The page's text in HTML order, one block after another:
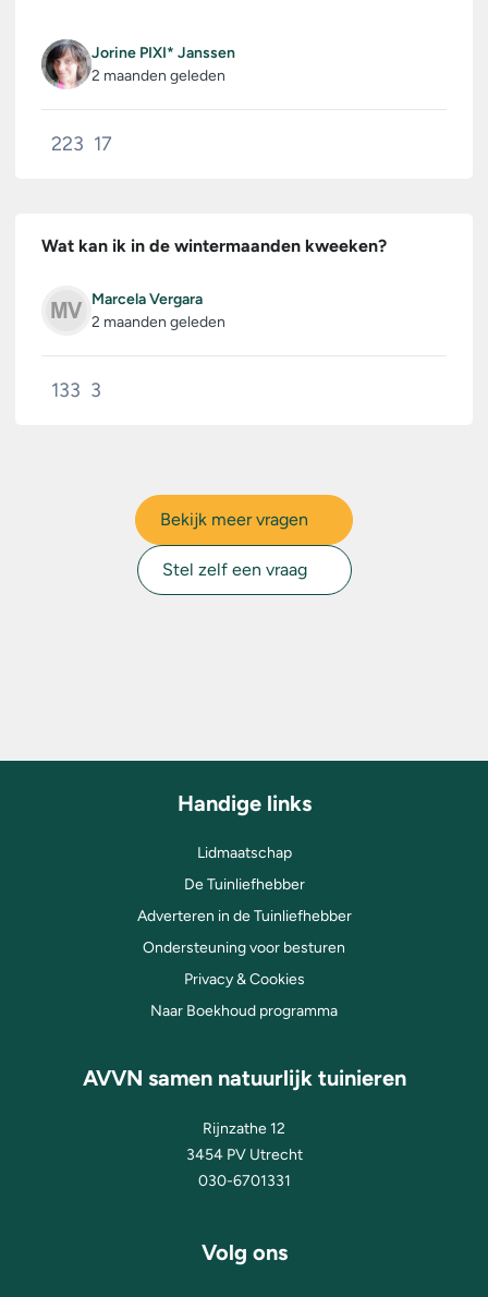
Jorine PIXI* Janssen
2 maanden geleden
223 17
Wat kan ik in de wintermaanden kweeken?
Marcela Vergara
2 maanden geleden
133 3
Bekijk meer vragen
Stel zelf een vraag
Handige links
Lidmaatschap
De Tuinliefhebber
Adverteren in de Tuinliefhebber
Ondersteuning voor besturen
Privacy & Cookies
Naar Boekhoud programma
AVVN samen natuurlijk tuinieren
Rijnzathe 12
3454 PV Utrecht
030-6701331
Volg ons